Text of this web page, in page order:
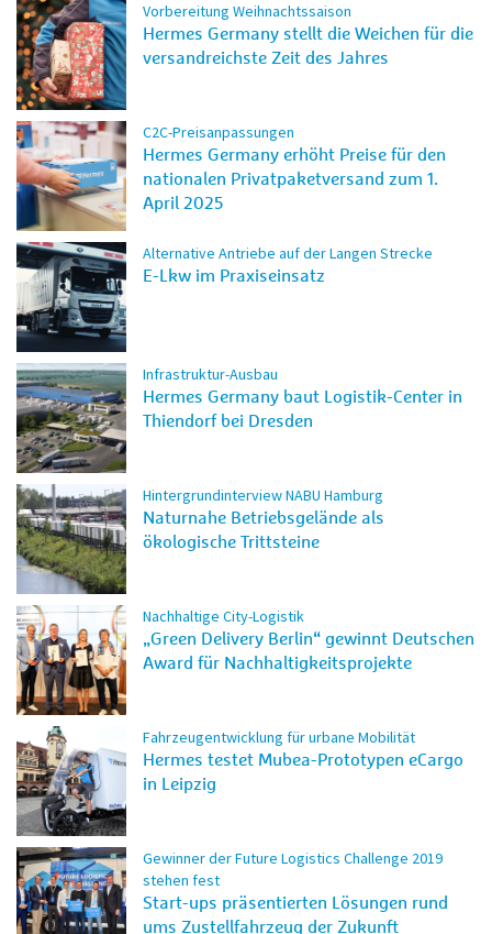
Vorbereitung Weihnachtssaison
Hermes Germany stellt die Weichen für die
versandreichste Zeit des Jahres
C2C-Preisanpassungen
Hermes Germany erhöht Preise für den
nationalen Privatpaketversand zum 1.
April 2025
Alternative Antriebe auf der Langen Strecke
E-Lkw im Praxiseinsatz
Infrastruktur-Ausbau
Hermes Germany baut Logistik-Center in
Thiendorf bei Dresden
Hintergrundinterview NABU Hamburg
Naturnahe Betriebsgelände als
ökologische Trittsteine
Nachhaltige City-Logistik
„Green Delivery Berlin“ gewinnt Deutschen
Award für Nachhaltigkeitsprojekte
Fahrzeugentwicklung für urbane Mobilität
Hermes testet Mubea-Prototypen eCargo
in Leipzig
Gewinner der Future Logistics Challenge 2019
stehen fest
Start-ups präsentierten Lösungen rund
ums Zustellfahrzeug der Zukunft